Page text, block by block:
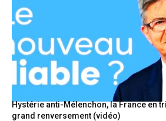
Hystérie anti-Mélenchon, la France en
grand renversement (vidéo)